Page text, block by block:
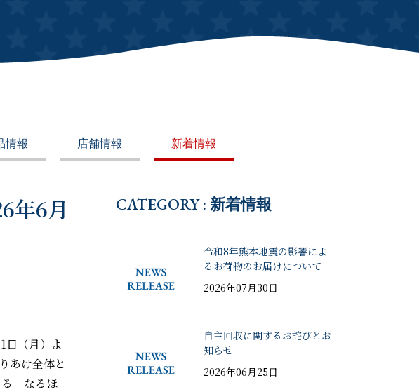
情報 店舗情報 新着情報
年6月
日（月）よ
あけ全体と
「なるほ
CATEGORY : 新着情報
令和8年熊本地震の影響によ
るお荷物のお届けについて
2026年07月30日
自主回収に関するお詫びとお
知らせ
2026年06月25日